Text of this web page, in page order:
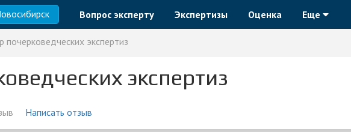
Вопрос эксперту Экспертизы Оценка Еще
почерковедческих экспертиз
экспертиз
Написать отзыв